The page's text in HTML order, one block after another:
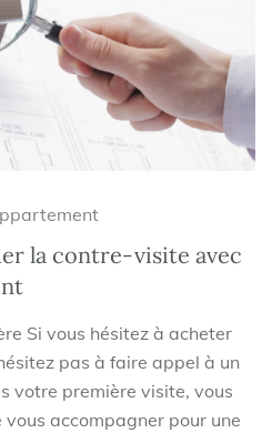
la contre-visite avec
Si vous hésitez à acheter
pas à faire appel à un
votre première visite, vous
accompagner pour une